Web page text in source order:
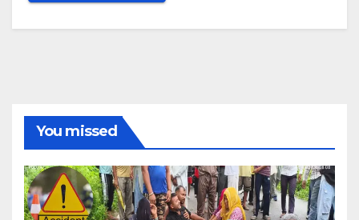
You missed